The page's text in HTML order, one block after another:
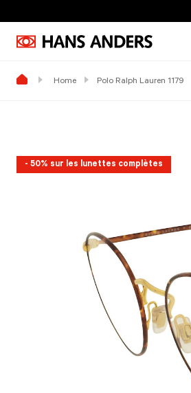
Home Polo Ralph Lauren 1179
- 50% sur les lunettes complètes